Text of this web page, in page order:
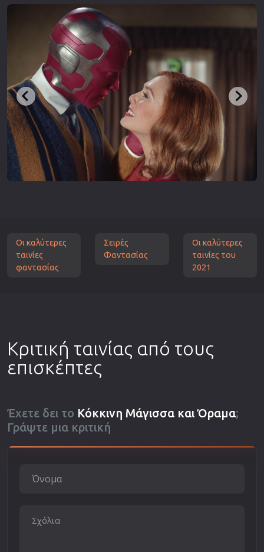
Οι καλύτερες
ταινίες
φαντασίας
Σειρές
Φαντασίας
Οι καλύτερες
ταινίες του
2021
Κριτική ταινίας από τους
επισκέπτες
Έχετε δει το Κόκκινη Μάγισσα και Όραμα;
Γράψτε μια κριτική